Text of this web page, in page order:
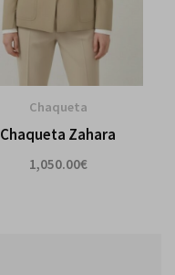
Chaqueta
Chaqueta Zahara
1,050.00€